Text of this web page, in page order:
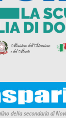
della secondaria di Novi